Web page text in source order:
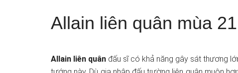
Allain liên quân mùa 21
Allain liên quân đấu sĩ có khả năng gây sát thươnɡ